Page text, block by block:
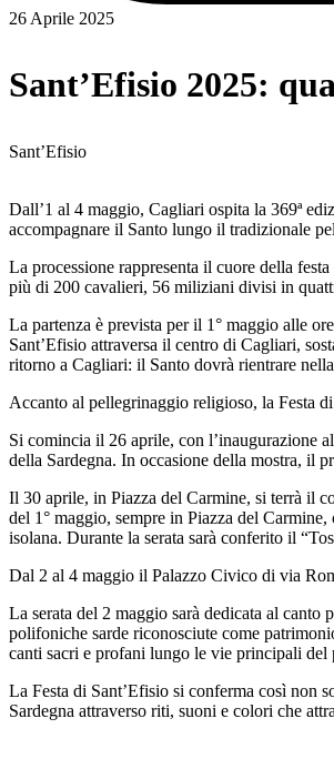
26 Aprile 2025
Sant’Efisio 2025:
Sant’Efisio
Dall’1 al 4 maggio, Cagliari ospita la 369ª
accompagnare il Santo lungo il tradizionale
La processione rappresenta il cuore della
più di 200 cavalieri, 56 miliziani divisi in
La partenza è prevista per il 1° maggio alle
Sant’Efisio attraversa il centro di Cagliari,
ritorno a Cagliari: il Santo dovrà rientrare
Accanto al pellegrinaggio religioso, la Festa
Si comincia il 26 aprile, con l’inaugurazione
della Sardegna. In occasione della mostra, il
Il 30 aprile, in Piazza del Carmine, si terrà il
del 1° maggio, sempre in Piazza del
isolana. Durante la serata sarà conferito il
Dal 2 al 4 maggio il Palazzo Civico di via
La serata del 2 maggio sarà dedicata al
polifoniche sarde riconosciute come
canti sacri e profani lungo le vie principali del
La Festa di Sant’Efisio si conferma così non
Sardegna attraverso riti, suoni e colori che